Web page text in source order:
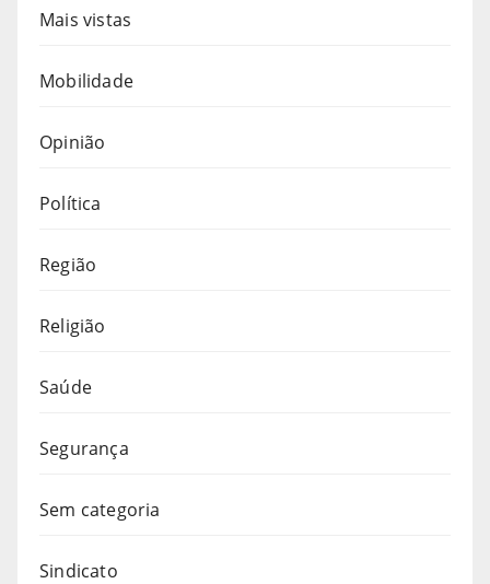
Mais vistas
Mobilidade
Opinião
Política
Região
Religião
Saúde
Segurança
Sem categoria
Sindicato